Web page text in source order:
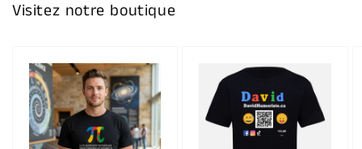
Visitez notre boutique